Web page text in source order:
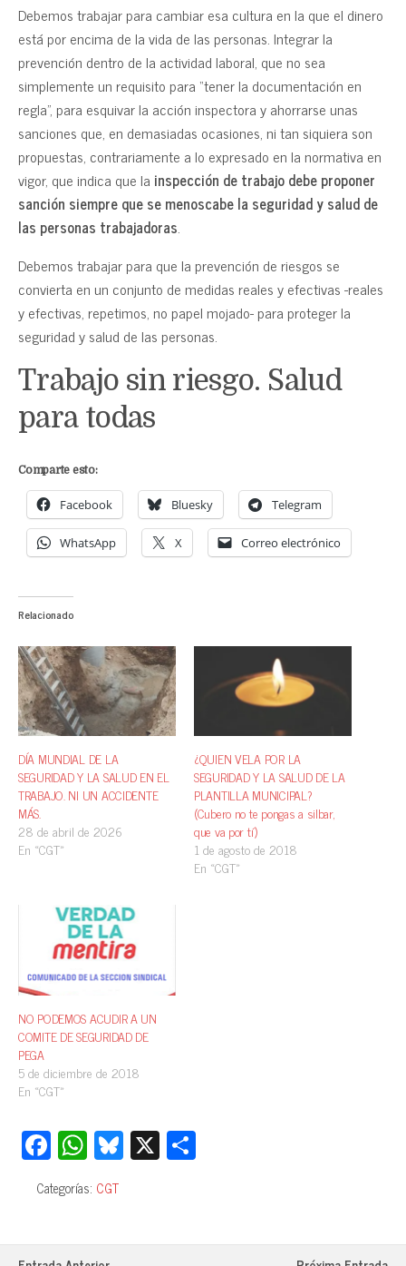
Debemos trabajar para cambiar esa cultura en la que el dinero
está por encima de la vida de las personas. Integrar la
prevención dentro de la actividad laboral, que no sea
simplemente un requisito para “tener la documentación en
regla”, para esquivar la acción inspectora y ahorrarse unas
sanciones que, en demasiadas ocasiones, ni tan siquiera son
propuestas, contrariamente a lo expresado en la normativa en
vigor, que indica que la inspección de trabajo debe proponer
sanción siempre que se menoscabe la seguridad y salud de
las personas trabajadoras.
Debemos trabajar para que la prevención de riesgos se
convierta en un conjunto de medidas reales y efectivas -reales
y efectivas, repetimos, no papel mojado- para proteger la
seguridad y salud de las personas.
Trabajo sin riesgo. Salud
para todas
Comparte esto:
Facebook Bluesky Telegram
WhatsApp X Correo electrónico
Relacionado
DÍA MUNDIAL DE LA
SEGURIDAD Y LA SALUD EN EL
TRABAJO. NI UN ACCIDENTE
MÁS.
28 de abril de 2026
En «CGT»
¿QUIEN VELA POR LA
SEGURIDAD Y LA SALUD DE LA
PLANTILLA MUNICIPAL?
(Cubero no te pongas a silbar,
que va por tí)
1 de agosto de 2018
En «CGT»
NO PODEMOS ACUDIR A UN
COMITE DE SEGURIDAD DE
PEGA
5 de diciembre de 2018
En «CGT»
Fa
ce
bo
ok
W
ha
ts
A
Bl
ue
y
X
pa
Categorías: CGT